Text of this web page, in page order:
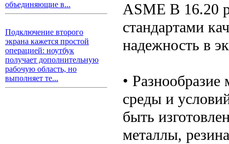
объединяющие в...
Подключение второго
экрана кажется простой
операцией: ноутбук
получает дополнительную
рабочую область, но
выполняет те...
ASME B 16.20
стандартами
надежность в
•
среды и
быть
металлы,